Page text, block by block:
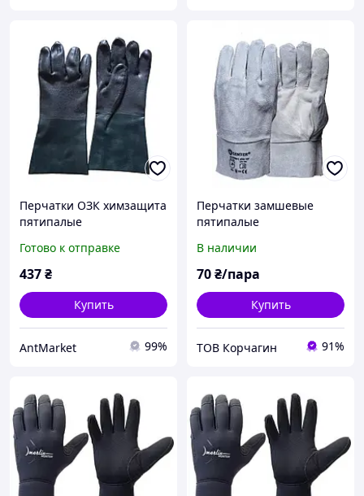
Перчатки ОЗК химзащита
пятипалые
масло- бензостойкие
образца НАТО
Готово к отправке
437₴
Купить
AntMarket 99%
Перчатки замшевые
пятипалые
В наличии
70₴/пара
Купить
ТОВ Корчагин 91%